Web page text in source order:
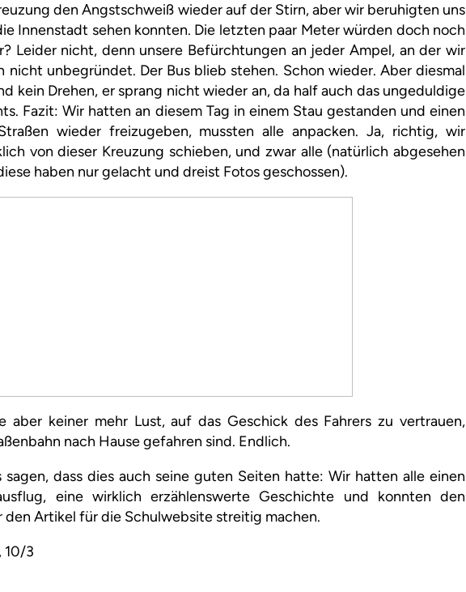
den Angstschweiß wieder auf der Stirn, aber wir beruhigten uns
Innenstadt sehen konnten. Die letzten paar Meter würden doch noch
Leider nicht, denn unsere Befürchtungen an jeder Ampel, an der wir
nicht unbegründet. Der Bus blieb stehen. Schon wieder. Aber diesmal
kein Drehen, er sprang nicht wieder an, da half auch das ungeduldige
Fazit: Wir hatten an diesem Tag in einem Stau gestanden und einen
wieder freizugeben, mussten alle anpacken. Ja, richtig, wir
von dieser Kreuzung schieben, und zwar alle (natürlich abgesehen
haben nur gelacht und dreist Fotos geschossen).
aber keiner mehr Lust, auf das Geschick des Fahrers zu vertrauen,
nach Hause gefahren sind. Endlich.
sagen, dass dies auch seine guten Seiten hatte: Wir hatten alle einen
eine wirklich erzählenswerte Geschichte und konnten den
den Artikel für die Schulwebsite streitig machen.
10/3